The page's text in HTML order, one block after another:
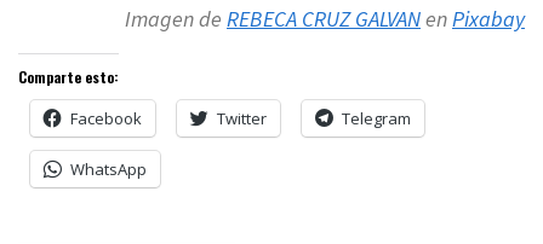
Imagen de REBECA CRUZ GALVANenPixabay
Comparte esto:
Facebook Twitter Telegram
WhatsApp